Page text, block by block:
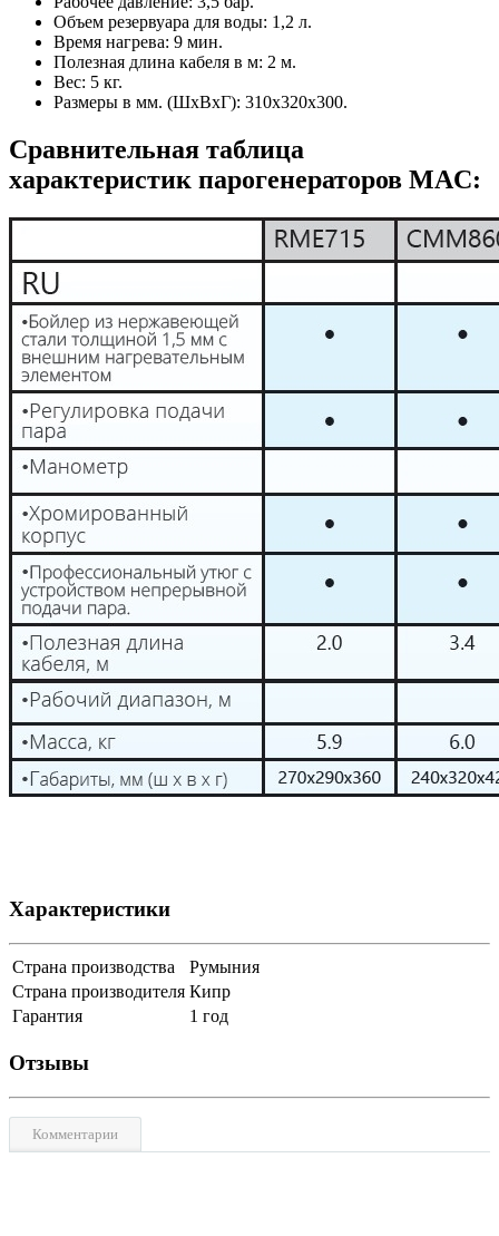
Объем резервуара для воды: 1,2 л.
Время нагрева: 9 мин.
Полезная длина кабеля в м: 2 м.
Вес: 5 кг.
Размеры в мм. (ШхВхГ): 310х320х300.
Сравнительная таблица
характеристик парогенераторов MAC:
Характеристики
Страна производства
Румыния
Страна производителя Кипр
Гарантия
1 год
Отзывы
Комментарии